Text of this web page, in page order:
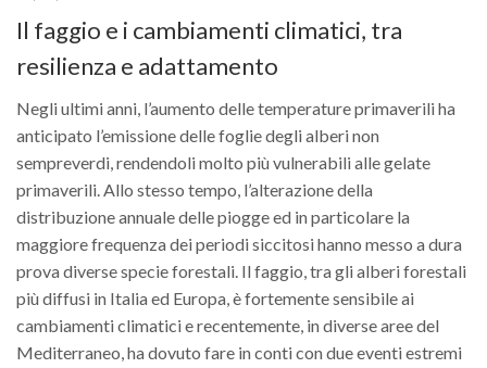
Il faggio e i cambiamenti climatici, tra
resilienza e adattamento
Negli ultimi anni, l’aumento delle temperature primaverili ha
anticipato l’emissione delle foglie degli alberi non
sempreverdi, rendendoli molto più vulnerabili alle gelate
primaverili. Allo stesso tempo, l’alterazione della
distribuzione annuale delle piogge ed in particolare la
maggiore frequenza dei periodi siccitosi hanno messo a dura
prova diverse specie forestali. Il faggio, tra gli alberi forestali
più diffusi in Italia ed Europa, è fortemente sensibile ai
cambiamenti climatici e recentemente, in diverse aree del
Mediterraneo, ha dovuto fare in conti con due eventi estremi